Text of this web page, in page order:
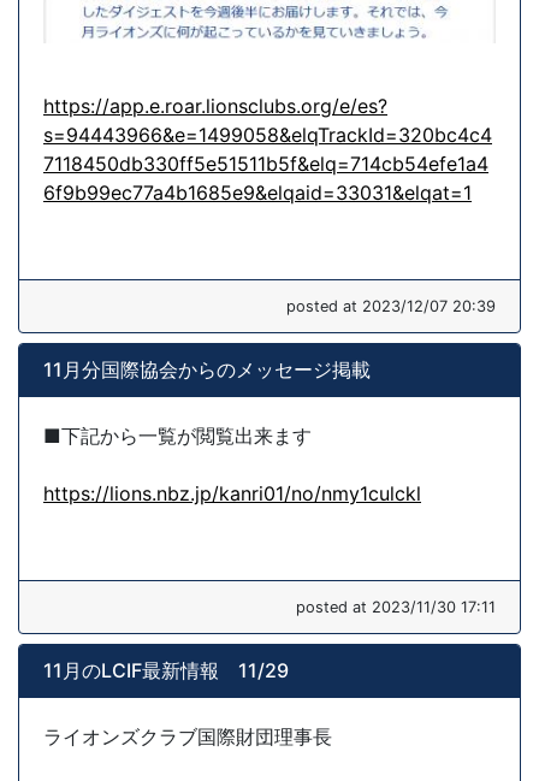
https://app.e.roar.lionsclubs.org/e/es?
s=94443966&e=1499058&elqTrackId=320bc4c4
7118450db330ff5e51511b5f&elq=714cb54efe1a4
6f9b99ec77a4b1685e9&elqaid=33031&elqat=1
posted at 2023/12/07 20:39
11月分国際協会からのメッセージ掲載
■下記から一覧が閲覧出来ます
https://lions.nbz.jp/kanri01/no/nmy1culckl
posted at 2023/11/30 17:11
11月のLCIF最新情報 11/29
ライオンズクラブ国際財団理事長